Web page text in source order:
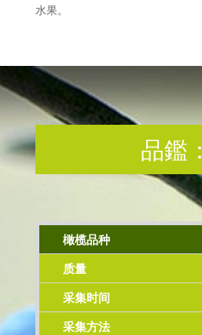
水果。
品鑑：
橄榄品种
质量
采集时间
采集方法